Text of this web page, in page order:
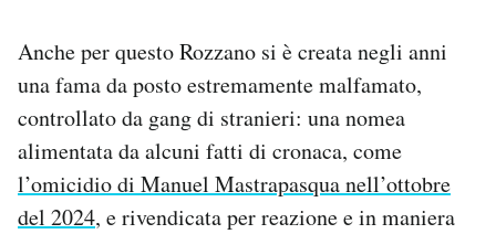
Anche per questo Rozzano si è creata negli anni
una fama da posto estremamente malfamato,
controllato da gang di stranieri: una nomea
alimentata da alcuni fatti di cronaca, come
l’omicidio di Manuel Mastrapasqua nell’ottobre
del 2024, e rivendicata per reazione e in maniera